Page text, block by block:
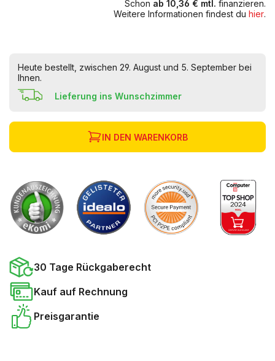
Schon ab 10,36 € mtl. finanzieren.
Weitere Informationen findest du hier.
Heute bestellt, zwischen 29. August und 5. September bei
Ihnen.
Lieferung ins Wunschzimmer
IN DEN WARENKORB
30 Tage Rückgaberecht
Kauf auf Rechnung
Preisgarantie